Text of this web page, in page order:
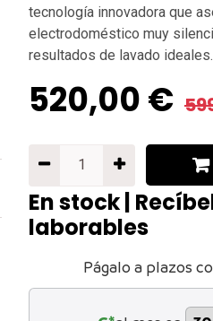
tecnología innovadora que
electrodoméstico muy
resultados de lavado ideales.
520,00€
En stock |
laborables
Págalo a plazos